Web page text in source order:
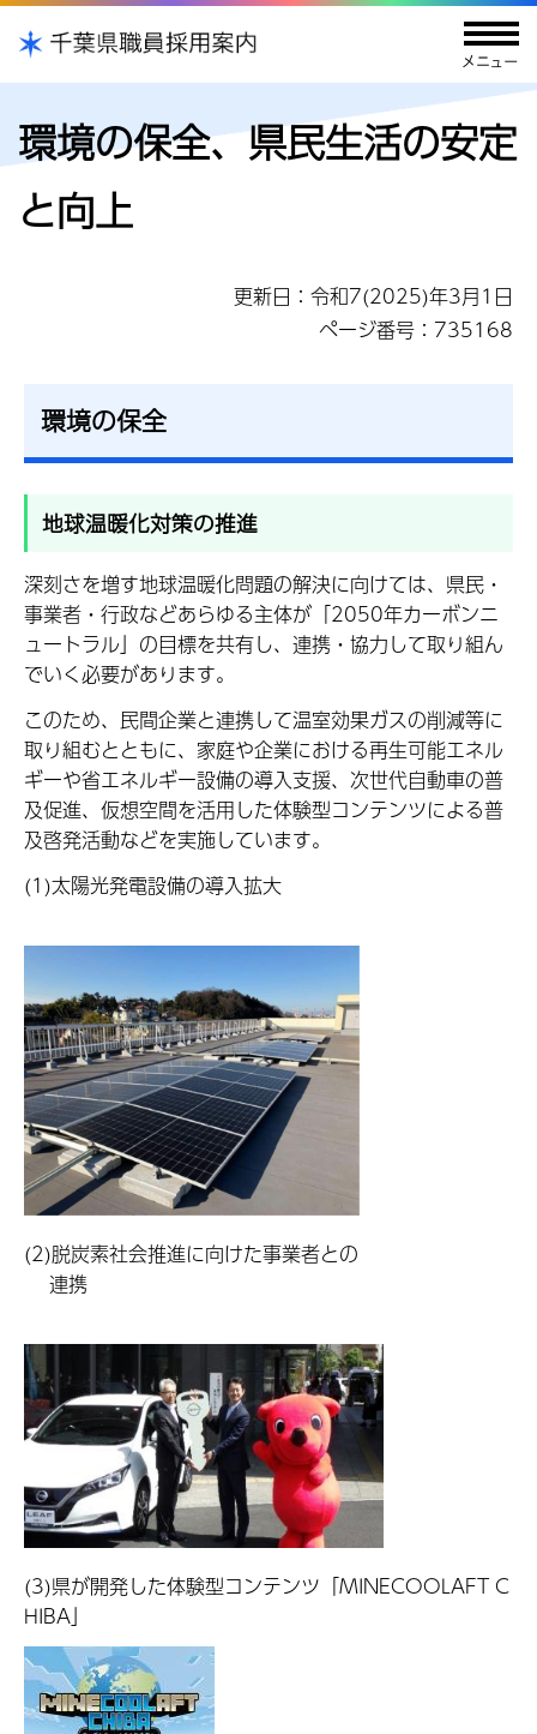
環境の保全、県民生活の安定
と向上
更新日：令和7(2025)年3月1日
ページ番号：735168
環境の保全
地球温暖化対策の推進
深刻さを増す地球温暖化問題の解決に向けては、県民・
事業者・行政などあらゆる主体が「2050年カーボンニ
ュートラル」の目標を共有し、連携・協力して取り組ん
でいく必要があります。
このため、民間企業と連携して温室効果ガスの削減等に
取り組むとともに、家庭や企業における再生可能エネル
ギーや省エネルギー設備の導入支援、次世代自動車の普
及促進、仮想空間を活用した体験型コンテンツによる普
及啓発活動などを実施しています。
(1)太陽光発電設備の導入拡大
(2)脱炭素社会推進に向けた事業者との
連携
(3)県が開発した体験型コンテンツ「MINECOOLAFT C
HIBA」